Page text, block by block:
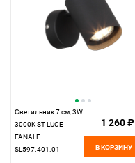
Светильник 7 см, 3W
3000K ST LUCE
FANALE
SL597.401.01
1 260 ₽
В КОРЗИНУ